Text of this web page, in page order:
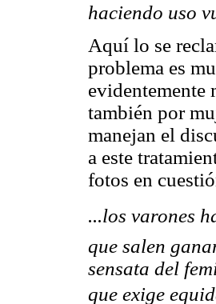
haciendo uso
Aquí lo se
problema es
evidentemente
también por
manejan el
a este
fotos en
...los varones
que salen
sensata del
que exige